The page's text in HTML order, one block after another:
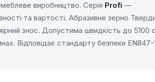
виробництво. Серія Profi —
та вартості. Абразивне зерно
знос. Допустима швидкість до 5100
Відповідає стандарту безпеки EN847-